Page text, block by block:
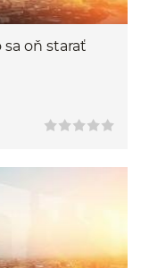
oň starať